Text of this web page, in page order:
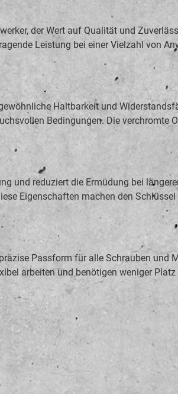
der Wert auf Qualität und
Leistung bei einer Vielzahl von
Haltbarkeit und
Bedingungen. Die verchromte
und reduziert die Ermüdung bei
Eigenschaften machen den
Passform für alle Schrauben und
arbeiten und benötigen weniger Platz